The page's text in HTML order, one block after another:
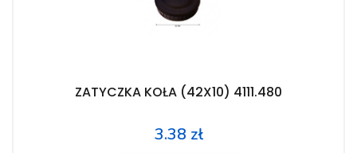
ZATYCZKA KOŁA (42X10) 4111.480
Price
3.38 zł